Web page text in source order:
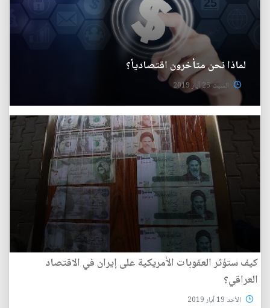
لماذا نحن متأخرون اقتصادياً؟
السبت 25 آيار 2019
كيف ستؤثر العقوبات الأمريكية على إيران في الاقتصاد
العراقي؟
الأحد 19 آيار 2019